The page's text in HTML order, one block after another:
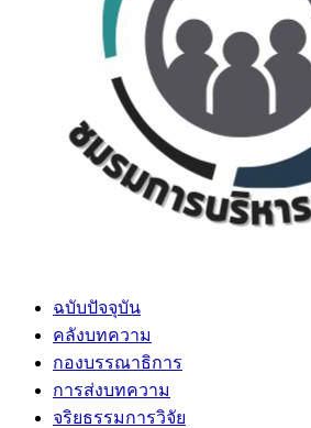
ฉบับปัจจุบัน
คลังบทความ
กองบรรณาธิการ
การส่งบทความ
จริยธรรมการวิจัย